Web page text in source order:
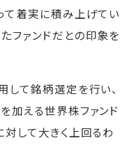
て着実に積み上げてい
ファンドだとの印象を
して銘柄選定を行い、
加える世界株ファンド
対して大きく上回るわ